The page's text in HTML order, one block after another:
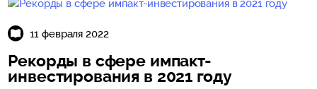
11 февраля 2022
Рекорды в сфере импакт-
инвестирования в 2021 году